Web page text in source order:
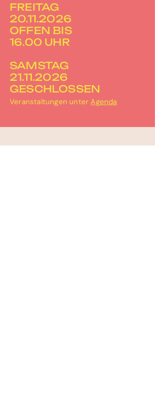
FREITAG
20.11.2026
OFFEN BIS
16.00 UHR
SAMSTAG
21.11.2026
GESCHLOSSEN
Veranstaltungen unterAgenda